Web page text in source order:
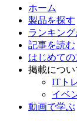
ホーム
製品を探す
ランキン
記事を読む
はじめて
掲載につい
ITト
イベ
動画で学ぶ